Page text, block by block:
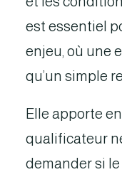
est essentiel
enjeu, où une
qu’un simple
Elle apporte
qualificateur
demander si